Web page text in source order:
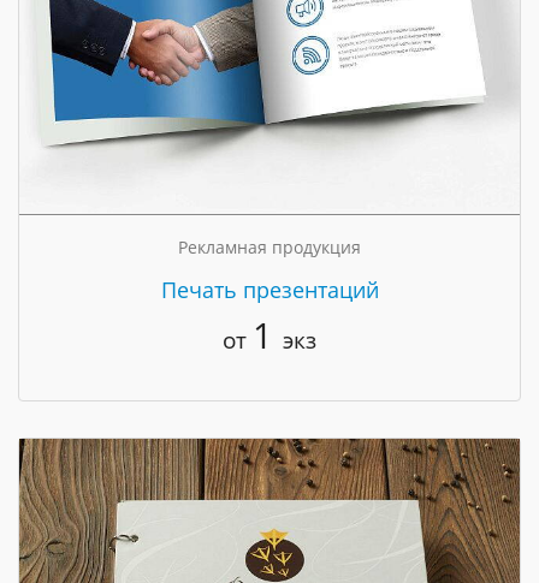
Рекламная продукция
Печать презентаций
от 1 экз